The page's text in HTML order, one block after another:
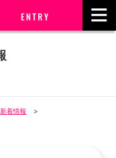
新着情報